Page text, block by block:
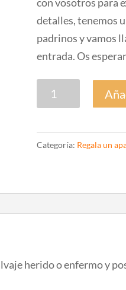
detalles, tenemos
padrinos y vamos
entrada. Os
Tarjeta
Regalo
DEL
Categoría: Regala un
herido o enfermo y